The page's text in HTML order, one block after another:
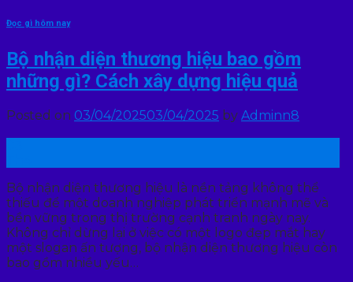
Đọc gì hôm nay
Bộ nhận diện thương hiệu bao gồm
những gì? Cách xây dựng hiệu quả
Posted on 03/04/202503/04/2025 by Adminn8
Bộ nhận diện thương hiệu là nền tảng không thể
thiếu để một doanh nghiệp phát triển mạnh mẽ và
bền vững trong thị trường cạnh tranh ngày nay.
Không chỉ dừng lại ở việc có một logo đẹp mắt hay
một slogan ấn tượng, bộ nhận diện thương hiệu còn
bao gồm nhiều yếu…